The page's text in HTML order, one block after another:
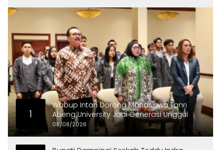
1
Wabup Intan Dorong Mahasiswa Tanri
Abeng University Jadi Generasi Unggul
08/08/2026